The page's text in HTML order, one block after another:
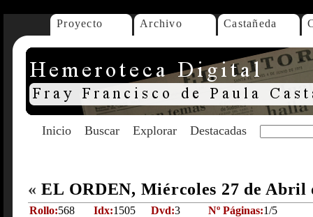
Proyecto Archivo Castañeda
Inicio Buscar Explorar Destacadas
« EL ORDEN, Miércoles 27 de Abril
Rollo:568 Idx:1505 Dvd:3 Nº Páginas:1/5